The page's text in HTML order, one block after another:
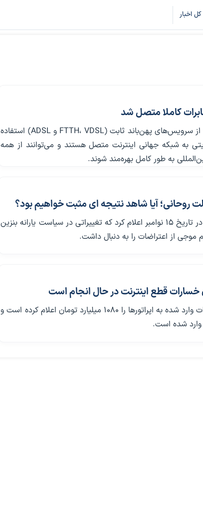
اخبار
کاملا متصل شد
هم‌اکنون مشترکین گرامی که از سرویس‌های پهن‌باند ثابت (FTTH، VDSL و ADSL) استفاده
به شبکه جهانی اینترنت متصل هستند و می‌توانند از همه
به طور کامل بهره‌مند شوند.
روحانی؛ آیا شاهد نتیجه ای مثبت خواهیم بود؟
المانیتور نوشت: دولت ایران در تاریخ 15 نوامبر اعلام کرد که تغییراتی در سیاست یارانه بنزین
موجی از اعتراضات را به دنبال داشت.
خسارات قطع اینترنت در حال انجام است
سازمان تنظیم مقررات خسارات وارد شده به اپراتورها را ۱۰۸۰ میلیارد تومان اعلام کرده است و
وارد شده است.